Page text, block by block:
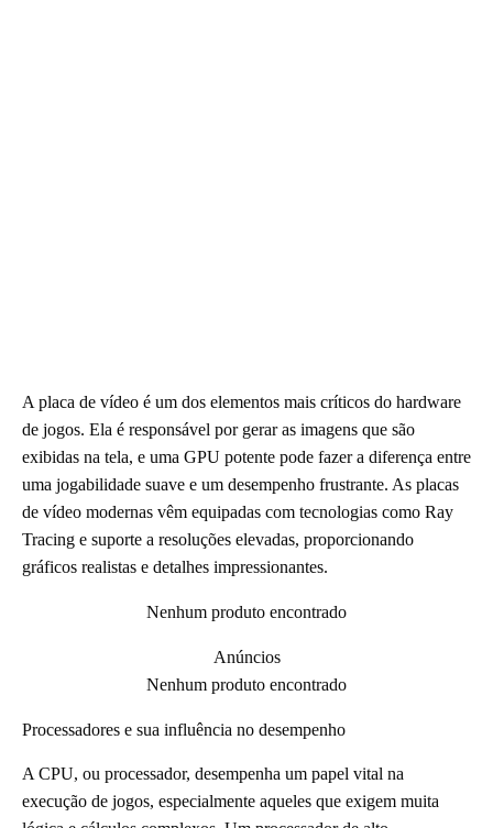
A placa de vídeo é um dos elementos mais críticos do hardware
de jogos. Ela é responsável por gerar as imagens que são
exibidas na tela, e uma GPU potente pode fazer a diferença entre
uma jogabilidade suave e um desempenho frustrante. As placas
de vídeo modernas vêm equipadas com tecnologias como Ray
Tracing e suporte a resoluções elevadas, proporcionando
gráficos realistas e detalhes impressionantes.
Nenhum produto encontrado
Anúncios
Nenhum produto encontrado
Processadores e sua influência no desempenho
A CPU, ou processador, desempenha um papel vital na
execução de jogos, especialmente aqueles que exigem muita